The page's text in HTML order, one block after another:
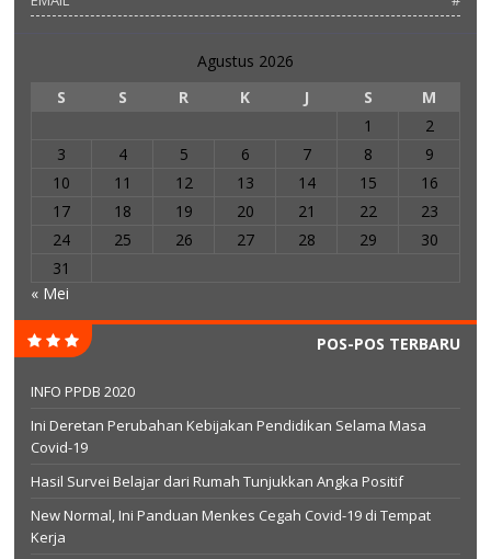
Agustus 2026
S
S R K J S
M
1
2
3
4 5 6 7 8
9
10
11 12 13 14 15
16
17
18 19 20 21 22
23
24
25 26 27 28 29
30
31
« Mei
POS-POS TERBARU
INFO PPDB 2020
Ini Deretan Perubahan Kebijakan Pendidikan Selama Masa
Covid-19
Hasil Survei Belajar dari Rumah Tunjukkan Angka Positif
New Normal, Ini Panduan Menkes Cegah Covid-19 di Tempat
Kerja